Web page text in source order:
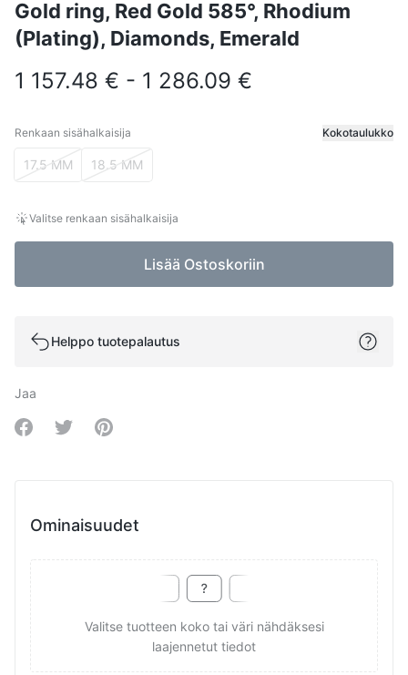
Gold ring, Red Gold 585°, Rhodium
(Plating), Diamonds, Emerald
1 157.48 € - 1 286.09 €
Renkaan sisähalkaisija Kokotaulukko
Renkaan sisähalkaisija
17.5 MM 18.5 MM
Valitse renkaan sisähalkaisija
Lisää Ostoskoriin
Helppo tuotepalautus
Jaa
Share on Facebook
Share on Twitter
Share on Pinterest
Ominaisuudet
Valitse tuotteen koko tai väri nähdäksesi
laajennetut tiedot